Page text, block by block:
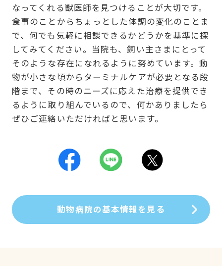
なってくれる獣医師を見つけることが大切です。
食事のことからちょっとした体調の変化のことま
で、何でも気軽に相談できるかどうかを基準に探
してみてください。当院も、飼い主さまにとって
そのような存在になれるように努めています。動
物が小さな頃からターミナルケアが必要となる段
階まで、その時のニーズに応えた治療を提供でき
るように取り組んでいるので、何かありましたら
ぜひご連絡いただければと思います。
動物病院の基本情報を見る